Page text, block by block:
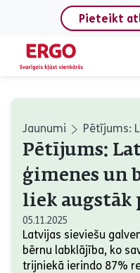
Pieteikt
Jaunumi Pētījums:
Pētījums:
ģimenes un
liek augstāk
05.11.2025
Latvijas sieviešu
bērnu labklājība, ko
trijniekā ierindo 87%